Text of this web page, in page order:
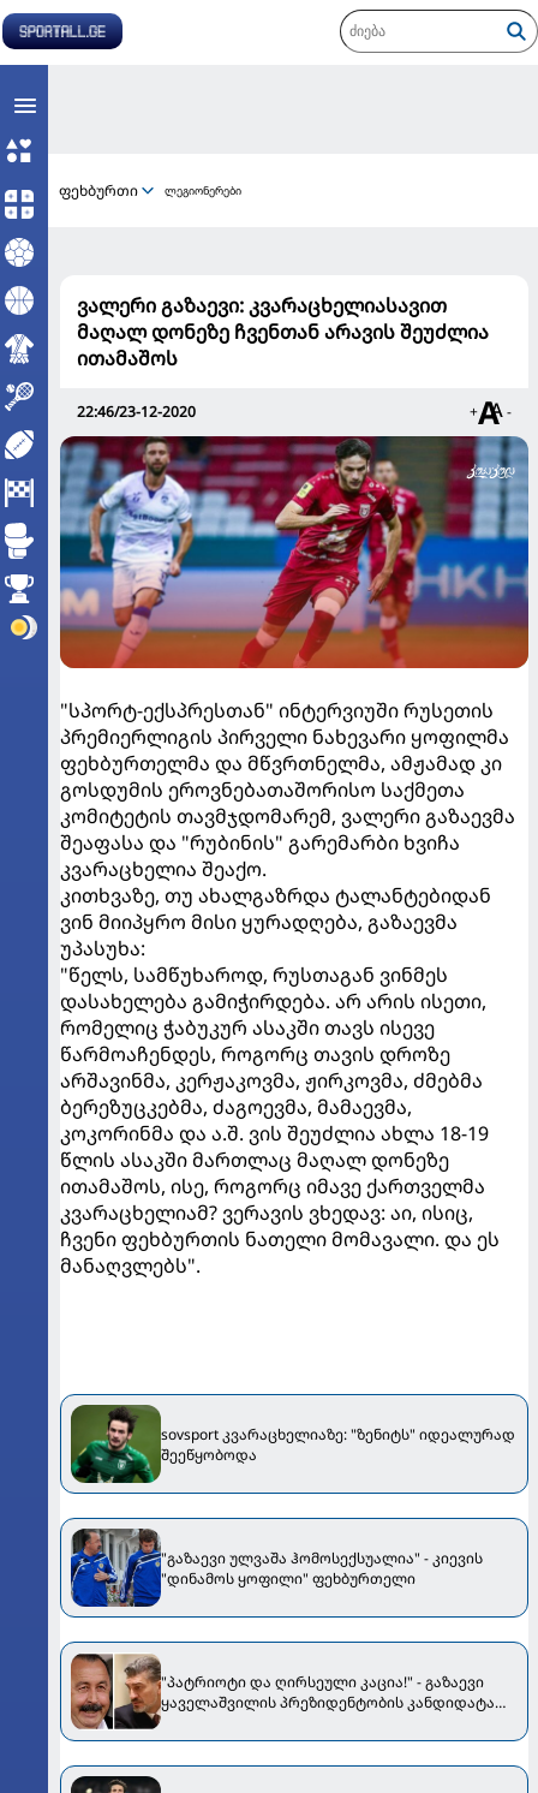
ფეხბურთი ლეგიონერები
ვალერი გაზაევი: კვარაცხელიასავით
მაღალ დონეზე ჩვენთან არავის შეუძლია
ითამაშოს
22:46/23-12-2020 + -
"სპორტ-ექსპრესთან" ინტერვიუში რუსეთის
პრემიერლიგის პირველი ნახევარი ყოფილმა
ფეხბურთელმა და მწვრთნელმა, ამჟამად კი
გოსდუმის ეროვნებათაშორისო საქმეთა
კომიტეტის თავმჯდომარემ, ვალერი გაზაევმა
შეაფასა და "რუბინის" გარემარბი ხვიჩა
კვარაცხელია შეაქო.
კითხვაზე, თუ ახალგაზრდა ტალანტებიდან
ვინ მიიპყრო მისი ყურადღება, გაზაევმა
უპასუხა:
"წელს, სამწუხაროდ, რუსთაგან ვინმეს
დასახელება გამიჭირდება. არ არის ისეთი,
რომელიც ჭაბუკურ ასაკში თავს ისევე
წარმოაჩენდეს, როგორც თავის დროზე
არშავინმა, კერჟაკოვმა, ჟირკოვმა, ძმებმა
ბერეზუცკებმა, ძაგოევმა, მამაევმა,
კოკორინმა და ა.შ. ვის შეუძლია ახლა 18-19
წლის ასაკში მართლაც მაღალ დონეზე
ითამაშოს, ისე, როგორც იმავე ქართველმა
კვარაცხელიამ? ვერავის ვხედავ: აი, ისიც,
ჩვენი ფეხბურთის ნათელი მომავალი. და ეს
მანაღვლებს".
sovsport კვარაცხელიაზე: "ზენიტს" იდეალურად
შეეწყობოდა
"გაზაევი ულვაშა ჰომოსექსუალია" - კიევის
"დინამოს ყოფილი" ფეხბურთელი
"პატრიოტი და ღირსეული კაცია!" - გაზაევი
ყაველაშვილის პრეზიდენტობის კანდიდატად